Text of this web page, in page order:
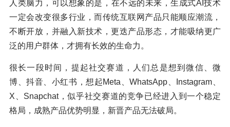
⼈类脑⼒，可以想象的是，在不远的未来，⽣成式AI技术
⼀定会改变很多⾏业，而传统互联网产品只能顺应潮流，
不断开放，并融入新技术，更迭产品形态，才能吸纳更广
泛的用户群体，才拥有长效的生命力。
很长一段时间，提起社交赛道，人们总是想到微信、微
博、抖音、小红书，想起Meta、WhatsApp、Instagram、
X、Snapchat，似乎社交赛道的竞争已经进入到一个稳定
格局，成熟产品优势明显，新晋产品无法破局。